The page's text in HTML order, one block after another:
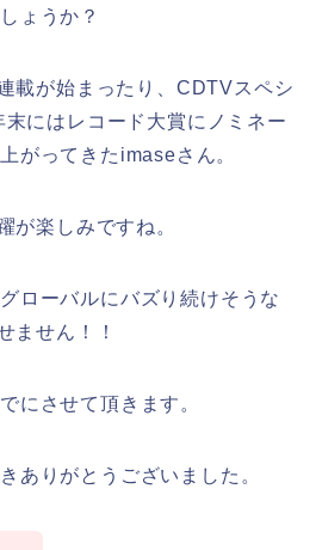
ょうか？
載が始まったり、CDTVスペシ
にはレコード大賞にノミネー
がってきたimaseさん。
が楽しみですね。
ローバルにバズり続けそうな
ません！！
にさせて頂きます。
ありがとうございました。